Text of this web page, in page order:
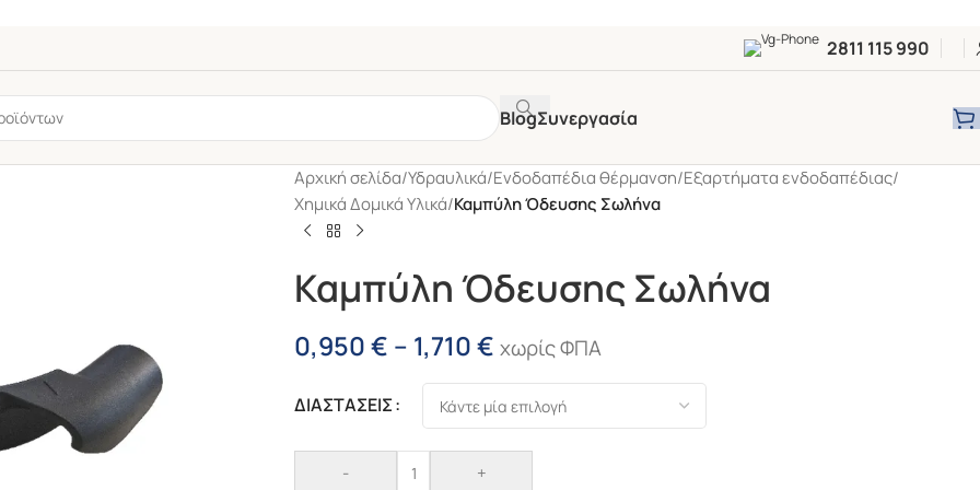
2811 115 990
BlogΣυνεργασία
Αρχική σελίδα/Υδραυλικά/Ενδοδαπέδια θέρμανση/Εξαρτήματα ενδοδαπέδιας/
Χημικά Δομικά Υλικά/Καμπύλη Όδευσης Σωλήνα
Καμπύλη Όδευσης Σωλήνα
0,950€ – 1,710€ χωρίς ΦΠΑ
ΔΙΑΣΤΑΣΕΙΣ
- +